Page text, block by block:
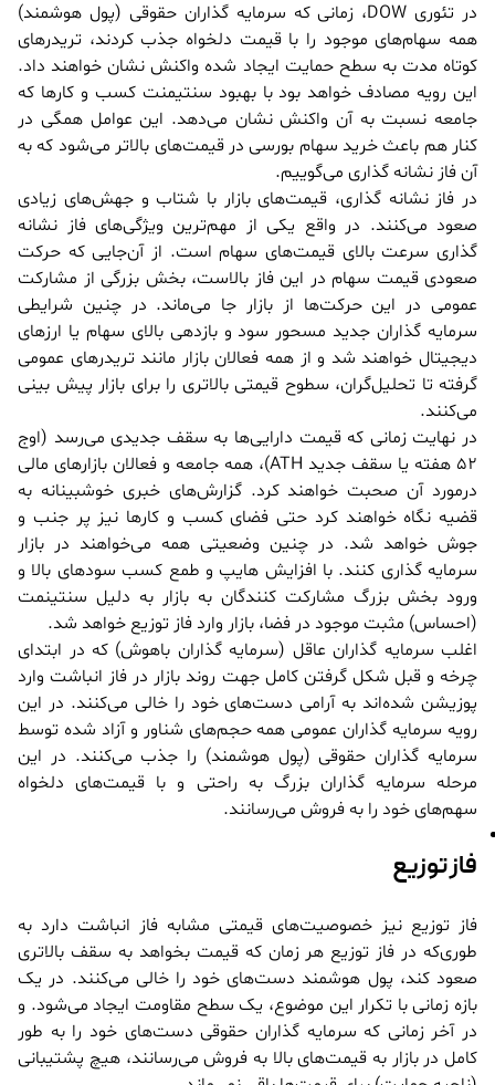
در تئوری DOW، زمانی که سرمایه گذاران حقوقی (پول هوشمند)
همه سهام‌های موجود را با قیمت دلخواه جذب کردند، تریدرهای
کوتاه مدت به سطح حمایت ایجاد شده واکنش نشان خواهند داد.
این رویه مصادف خواهد بود با بهبود سنتیمنت کسب و کار‌ها که
جامعه نسبت به آن واکنش نشان می‌دهد. این عوامل همگی در
کنار هم باعث خرید سهام بورسی در قیمت‌های بالاتر می‌شود که به
آن فاز نشانه گذاری می‌گوییم.
در فاز نشانه گذاری، قیمت‌های بازار با شتاب و جهش‌های زیادی
صعود می‌کنند. در واقع یکی از مهم‌ترین ویژگی‌های فاز نشانه
گذاری سرعت بالای قیمت‌های سهام است. از آن‌جایی که حرکت
صعودی قیمت سهام در این فاز بالاست، بخش بزرگی از مشارکت
عمومی در این حرکت‌ها از بازار جا می‌ماند. در چنین شرایطی
سرمایه گذاران جدید مسحور سود و بازدهی بالای سهام یا ارز‌های
دیجیتال خواهند شد و از همه فعالان بازار مانند تریدر‌های عمومی
گرفته تا تحلیل‌گران، سطوح قیمتی بالاتری را برای بازار پیش بینی
می‌کنند.
در نهایت زمانی که قیمت دارایی‌ها به سقف جدیدی می‌رسد (اوج
52 هفته یا سقف جدید ATH)، همه جامعه و فعالان بازارهای مالی
درمورد آن صحبت خواهند کرد. گزارش‌های خبری خوشبینانه به
قضیه نگاه خواهند کرد حتی فضای کسب و کار‌ها نیز پر جنب و
جوش خواهد شد. در چنین وضعیتی همه می‌خواهند در بازار
سرمایه گذاری کنند. با افزایش هایپ و طمع کسب سودهای بالا و
ورود بخش بزرگ مشارکت کنندگان به بازار به دلیل سنتینمت
(احساس) مثبت موجود در فضا، بازار وارد فاز توزیع خواهد شد.
اغلب سرمایه گذاران عاقل (سرمایه گذاران باهوش) که در ابتدای
چرخه و قبل شکل گرفتن کامل جهت روند بازار در فاز انباشت وارد
پوزیشن شده‌اند به آرامی دست‌های خود را خالی می‌کنند. در این
رویه سرمایه گذاران عمومی همه حجم‌های شناور و آزاد شده توسط
سرمایه گذاران حقوقی (پول هوشمند) را جذب می‌کنند. در این
مرحله سرمایه گذاران بزرگ به راحتی و با قیمت‌های دلخواه
سهم‌های خود را به فروش می‌رسانند.
فاز توزیع
فاز توزیع نیز خصوصیت‌های قیمتی مشابه فاز انباشت دارد به
طوری‌که در فاز توزیع هر زمان که قیمت بخواهد به سقف بالاتری
صعود کند، پول هوشمند دست‌های خود را خالی می‌کنند. در یک
بازه زمانی با تکرار این موضوع، یک سطح مقاومت ایجاد می‌شود. و
در آخر زمانی که سرمایه گذاران حقوقی دست‌های خود را به طور
کامل در بازار به قیمت‌های بالا به فروش می‌رسانند، هیچ پشتیبانی